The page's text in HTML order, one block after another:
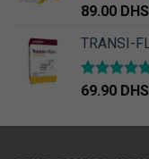
Note5.00
89.00 DHS
TRANSI-
Note4.67
69.90 DHS